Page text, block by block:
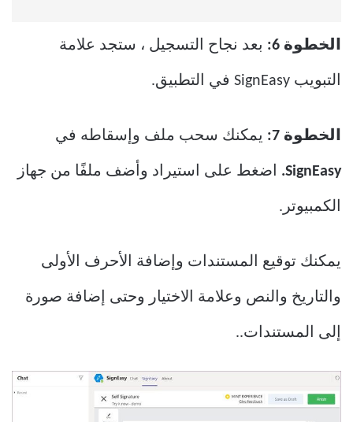
الخطوة 6: بعد نجاح التسجيل ، ستجد علامة
التبويب SignEasy في التطبيق.
الخطوة 7: يمكنك سحب ملف وإسقاطه في
SignEasy. اضغط على استيراد وأضف ملفًا من جهاز
الكمبيوتر.
يمكنك توقيع المستندات وإضافة الأحرف الأولى
والتاريخ والنص وعلامة الاختيار وحتى إضافة صورة
إلى المستندات..